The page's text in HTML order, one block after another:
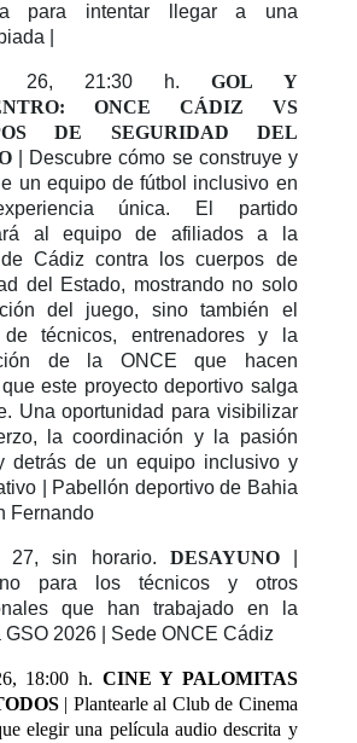
para intentar llegar a una
|
26, 21:30 h.GOL Y
ONCE CÁDIZ VS
DE SEGURIDAD DEL
| Descubre cómo se construye y
un equipo de fútbol inclusivo en
única. El partido
al equipo de afiliados a la
Cádiz contra los cuerpos de
del Estado, mostrando no solo
del juego, sino también el
de técnicos, entrenadores y la
de la ONCE que hacen
este proyecto deportivo salga
Una oportunidad para visibilizar
la coordinación y la pasión
detrás de un equipo inclusivo y
| Pabellón deportivo de Bahia
Fernando
27, sin horario. DESAYUNO
para los técnicos y otros
que han trabajado en la
GSO 2026 | Sede ONCE Cádiz
18:00 h. CINE Y PALOMITAS
| Plantearle al Club de Cinema
elegir una película audio descrita y